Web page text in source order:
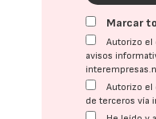
Marcar
Autorizo
avisos
Autorizo el
de terceros vía